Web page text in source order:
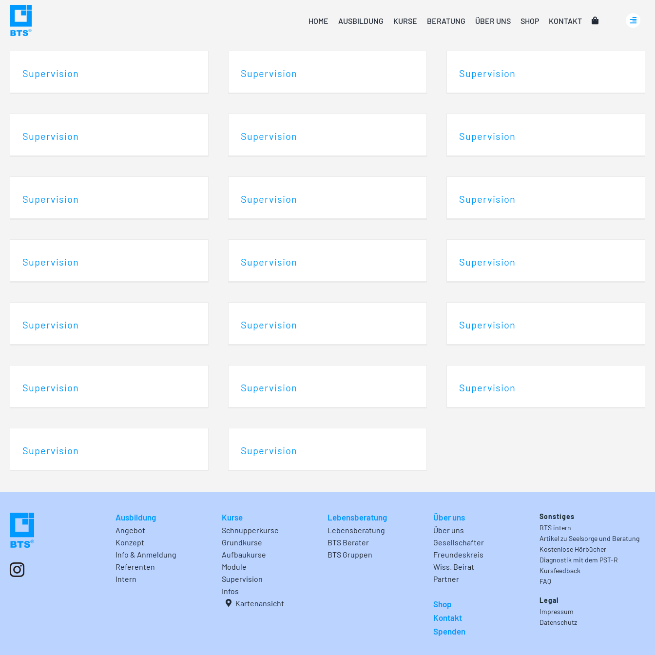
Skip
content
HOME AUSBILDUNG KURSE BERATUNG ÜBER UNS SHOP KONTAKT
Supervision Supervision Supervision
Supervision Supervision Supervision
Supervision Supervision Supervision
Supervision Supervision Supervision
Supervision Supervision Supervision
Supervision Supervision Supervision
Supervision Supervision
Ausbildung
Angebot
Konzept
Info & Anmeldung
Referenten
Intern
Kurse
Schnupperkurse
Grundkurse
Aufbaukurse
Module
Supervision
Infos
Kartenansicht
Lebensberatung
Lebensberatung
BTS Berater
BTS Gruppen
Über uns
Über uns
Gesellschafter
Freundeskreis
Wiss. Beirat
Partner
Shop
Kontakt
Spenden
Sonstiges
BTS intern
Artikel zu Seelsorge und Beratung
Kostenlose Hörbücher
Diagnostik mit dem PST-R
Kursfeedback
FAQ
Legal
Impressum
Datenschutz